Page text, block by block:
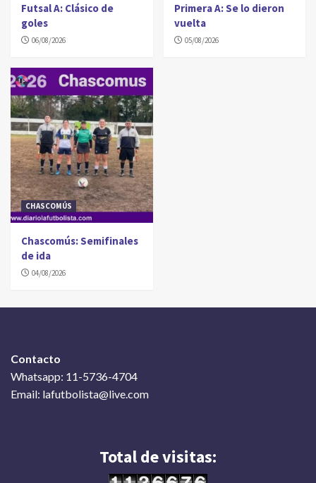
Futsal A: Clásico de
goles
06/08/2026
Primera A: Se lo dieron
vuelta
05/08/2026
CHASCOMÚS
Chascomús: Semifinales
de ida
04/08/2026
Contacto
Whatsapp: 11-5736-4704
Email: lafutbolista@live.com
Total de visitas: